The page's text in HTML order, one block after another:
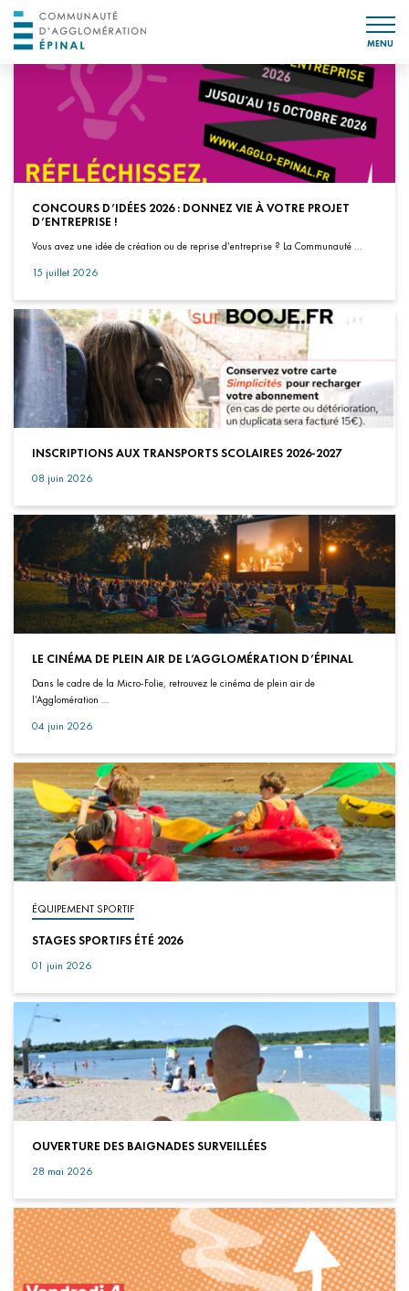
MENU
CONCOURS D’IDÉES 2026 : DONNEZ VIE À VOTRE PROJET
D’ENTREPRISE !
Vous avez une idée de création ou de reprise d’entreprise ? La Communauté ...
15 juillet 2026
INSCRIPTIONS AUX TRANSPORTS SCOLAIRES 2026-2027
08 juin 2026
LE CINÉMA DE PLEIN AIR DE L’AGGLOMÉRATION D’ÉPINAL
Dans le cadre de la Micro-Folie, retrouvez le cinéma de plein air de
l’Agglomération ...
04 juin 2026
ÉQUIPEMENT SPORTIF
STAGES SPORTIFS ÉTÉ 2026
01 juin 2026
OUVERTURE DES BAIGNADES SURVEILLÉES
28 mai 2026